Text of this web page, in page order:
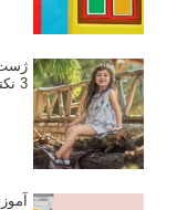
ژست
3 نکته ساده برای بهبود عکاسی پرتره